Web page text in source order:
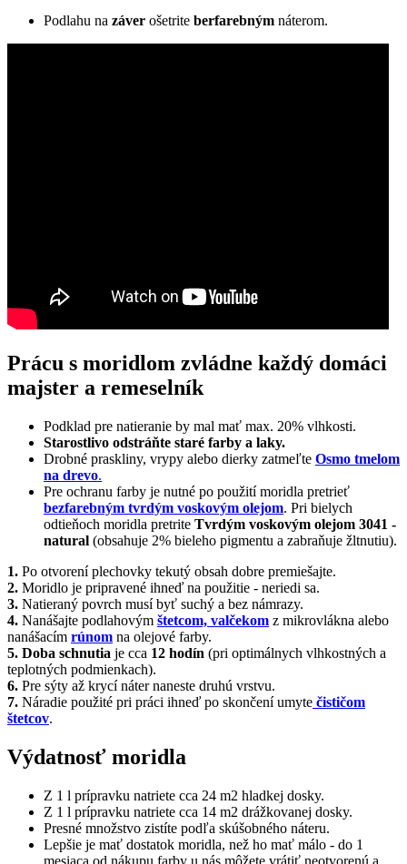
Podlahu na záver ošetrite berfarebným náterom.
Prácu s moridlom zvládne každý domáci
majster a remeselník
Podklad pre natieranie by mal mať max. 20% vlhkosti.
Starostlivo odstráňte staré farby a laky.
Drobné praskliny, vrypy alebo dierky zatmeľte Osmo tmelom
na drevo.
Pre ochranu farby je nutné po použití moridla pretrieť
bezfarebným tvrdým voskovým olejom. Pri bielych
odtieňoch moridla pretrite Tvrdým voskovým olejom 3041 -
natural (obsahuje 2% bieleho pigmentu a zabraňuje žltnutiu).
1. Po otvorení plechovky tekutý obsah dobre premiešajte.
2. Moridlo je pripravené ihneď na použitie - neriedi sa.
3. Natieraný povrch musí byť suchý a bez námrazy.
4. Nanášajte podlahovým štetcom, valčekom z mikrovlákna alebo
nanášacím rúnom na olejové farby.
5. Doba schnutia je cca 12 hodín (pri optimálnych vlhkostných a
teplotných podmienkach).
6. Pre sýty až krycí náter naneste druhú vrstvu.
7. Náradie použité pri práci ihneď po skončení umyte čističom
štetcov.
Výdatnosť moridla
Z 1 l prípravku natriete cca 24 m2 hladkej dosky.
Z 1 l prípravku natriete cca 14 m2 drážkovanej dosky.
Presné množstvo zistíte podľa skúšobného náteru.
Lepšie je mať dostatok moridla, než ho mať málo - do 1
mesiaca od nákupu farby u nás môžete vrátiť neotvorenú a